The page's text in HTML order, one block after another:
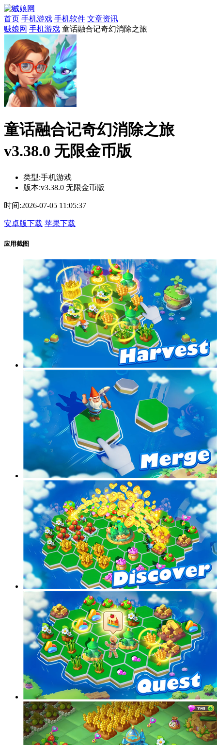
首页 手机游戏 手机软件 文章资讯
贼娘网 手机游戏 童话融合记奇幻消除之旅
童话融合记奇幻消除之旅
v3.38.0 无限金币版
类型:手机游戏
版本:v3.38.0 无限金币版
时间:2026-07-05 11:05:37
安卓版下载 苹果下载
应用截图